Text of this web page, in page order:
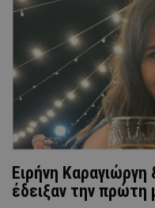
Ειρήνη
έδειξαν την πρώτη